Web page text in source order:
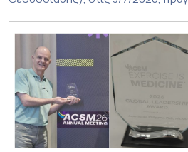
PDS) στο πλαίσιο της διεθνούς
σε ασθενή 82 ετών με ηλικιακή
τύπου. Το ένθεμα αυτό αποτελεί
ασθενείς με νεοαγγειακή